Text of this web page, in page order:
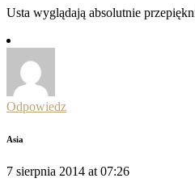
Usta wyglądają absolutnie
Odpowiedz
Asia
7 sierpnia 2014 at 07:26